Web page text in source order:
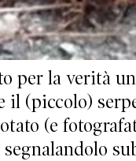
per la verità
il (piccolo)
(e